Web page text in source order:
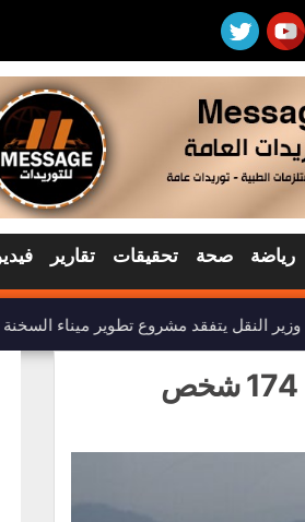
رياضة صحة تحقيقات تقارير
وزير النقل يتفقد مشروع تطوير ميناء السخنة